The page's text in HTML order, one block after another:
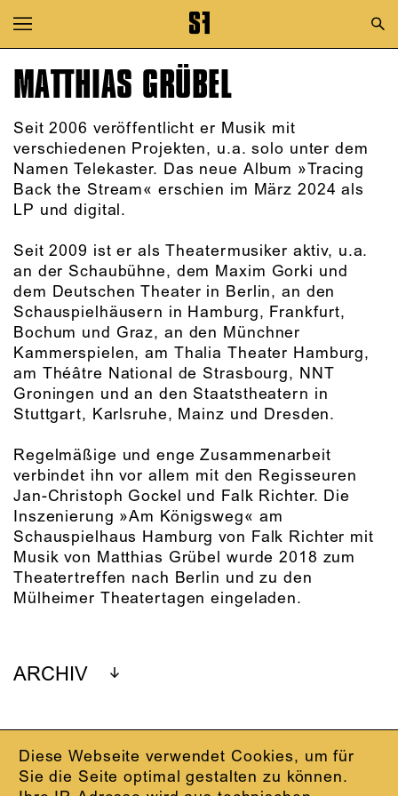
Zur Hauptnavigation springen
Zum Hauptinhalt springen
Diese Webseite verwendet Cookies, um für
Sie die Seite optimal gestalten zu können.
MATTHIAS GRÜBEL
Seit 2006 veröffentlicht er Musik mit
verschiedenen Projekten, u.a. solo unter dem
Namen Telekaster. Das neue Album »Tracing
Back the Stream« erschien im März 2024 als
LP und digital.
Seit 2009 ist er als Theatermusiker aktiv, u.a.
an der Schaubühne, dem Maxim Gorki und
dem Deutschen Theater in Berlin, an den
Schauspielhäusern in Hamburg, Frankfurt,
Bochum und Graz, an den Münchner
Kammerspielen, am Thalia Theater Hamburg,
am Théâtre National de Strasbourg, NNT
Groningen und an den Staatstheatern in
Stuttgart, Karlsruhe, Mainz und Dresden.
Regelmäßige und enge Zusammenarbeit
verbindet ihn vor allem mit den Regisseuren
Jan-Christoph Gockel und Falk Richter. Die
Inszenierung »Am Königsweg« am
Schauspielhaus Hamburg von Falk Richter mit
Musik von Matthias Grübel wurde 2018 zum
Theatertreffen nach Berlin und zu den
Mülheimer Theatertagen eingeladen.
ARCHIV
IMPRESSUM
DATENSCHUTZ